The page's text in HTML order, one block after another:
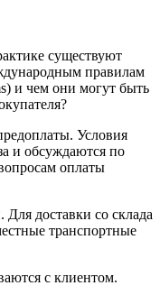
существуют
правилам
и чем они могут быть
Условия
и обсуждаются по
оплаты
доставки со склада
транспортные
с клиентом.